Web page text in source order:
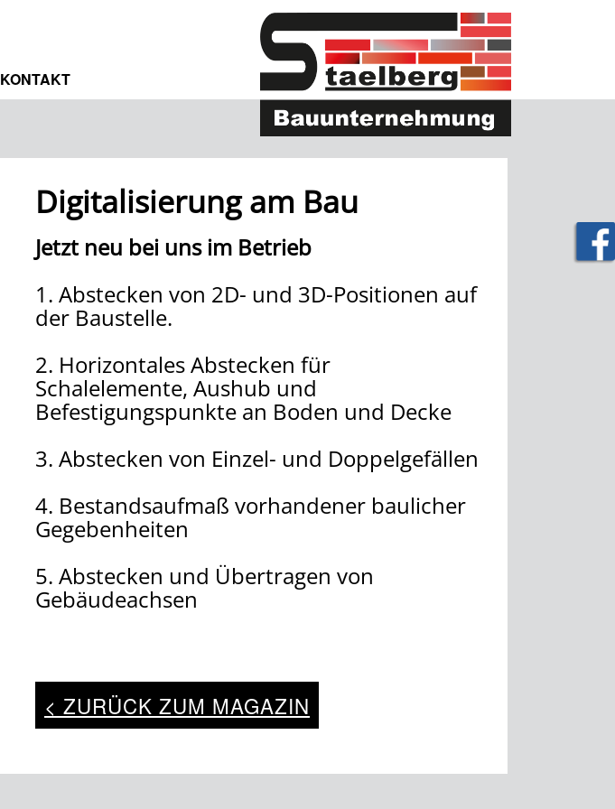
KONTAKT
Digitalisierung am Bau
Jetzt neu bei uns im Betrieb
1. Abstecken von 2D- und 3D-Positionen auf
der Baustelle.
2. Horizontales Abstecken für
Schalelemente, Aushub und
Befestigungspunkte an Boden und Decke
3. Abstecken von Einzel- und Doppelgefällen
4. Bestandsaufmaß vorhandener baulicher
Gegebenheiten
5. Abstecken und Übertragen von
Gebäudeachsen
< ZURÜCK ZUM MAGAZIN